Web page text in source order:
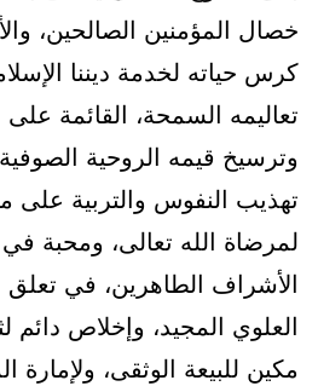
خصال المؤمنين الصالحين،
كرس حياته لخدمة ديننا
تعاليمه السمحة، القائمة على
وترسيخ قيمه الروحية
تهذيب النفوس والتربية على
لمرضاة الله تعالى، ومحبة في
الأشراف الطاهرين، في
العلوي المجيد، وإخلاص دائم
مكين للبيعة الوثقى، ولإمارة